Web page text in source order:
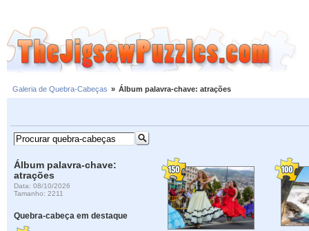
Galeria de Quebra-Cabeças » Álbum palavra-chave: atrações
Álbum palavra-chave:
atrações
Data: 08/10/2026
Tamanho: 2211
Quebra-cabeça em destaque